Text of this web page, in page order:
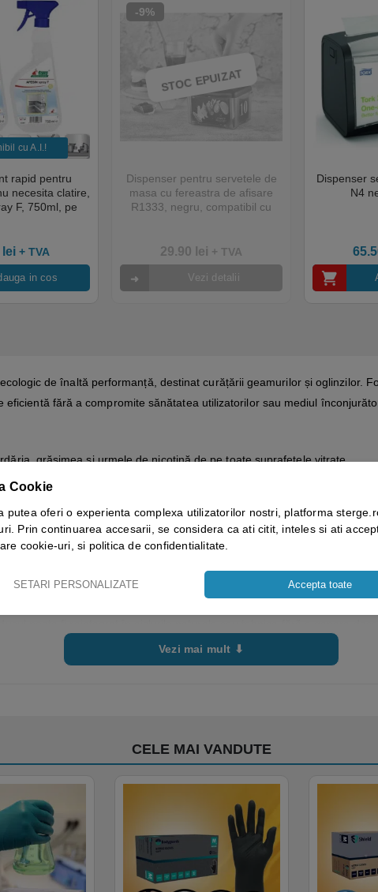
cu A.I.​!
rapid pentru
necesita clatire,
F, 750ml, pe
industrial si
lei + TVA
in cos
-9%
STOC EPUIZAT
Dispenser pentru servetele de
masa cu fereastra de afisare
R1333, negru, compatibil cu
29.90 lei + TVA
Vezi detalii
Dispenser
N4
de înaltă performanță, destinat curățării geamurilor și oglinzilor.
fără a compromite sănătatea utilizatorilor sau mediul
grăsimea și urmele de nicotină de pe toate suprafețele vitrate.
care nu lasă dâre sau pete, menținând strălucirea naturală a
utilizare frecventă.
regenerabile, contribuind la protecția mediului pentru generațiile
utilizare rapidă și eficientă.
și altor suprafețe vitrate din birouri, spații comerciale, instituții și locuințe.
Vezi mai mult ⬇
CELE MAI VANDUTE
Cookie
putea oferi o experienta complexa utilizatorilor nostri, platforma
Prin continuarea accesarii, se considera ca ati citit, inteles si ati
cookie-uri, si politica de confidentialitate.
SETARI PERSONALIZATE Accepta toate